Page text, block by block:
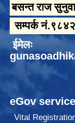
बसन्त राज
सम्पर्क
ईमेलः
eGov
Vital